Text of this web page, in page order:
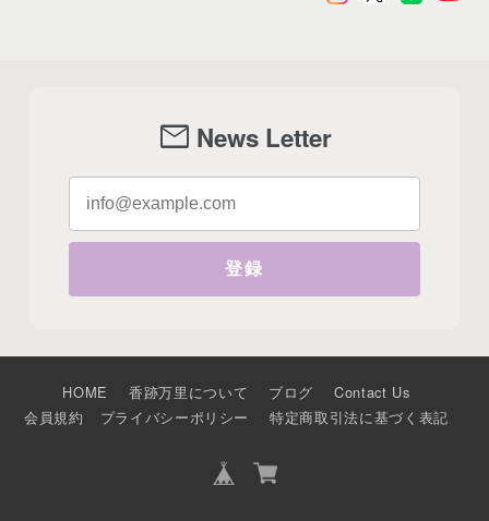
mail News Letter
登録
HOME 香跡万里について ブログ
Contact Us
会員規約
プライバシーポリシー 特定商取引法に基づく表記